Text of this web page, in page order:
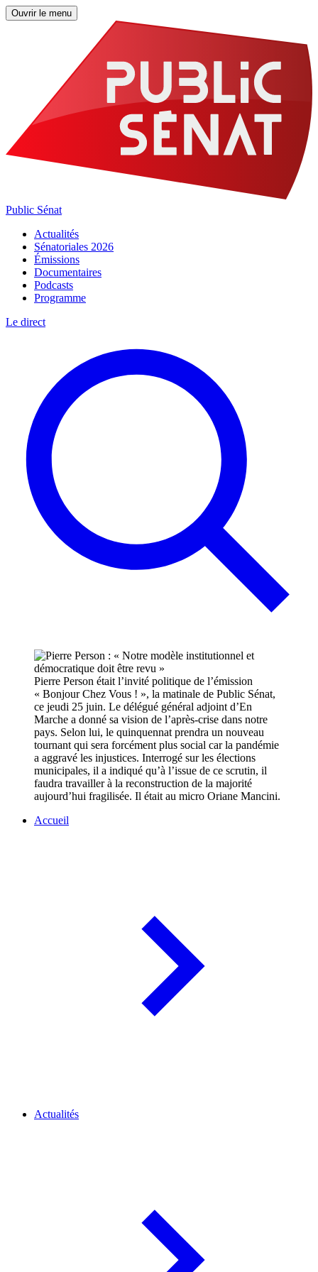
Ouvrir le menu
Public Sénat
Actualités
Sénatoriales 2026
Émissions
Documentaires
Podcasts
Programme
Le direct
Pierre Person était l’invité politique de l’émission
« Bonjour Chez Vous ! », la matinale de Public Sénat,
ce jeudi 25 juin. Le délégué général adjoint d’En
Marche a donné sa vision de l’après-crise dans notre
pays. Selon lui, le quinquennat prendra un nouveau
tournant qui sera forcément plus social car la pandémie
a aggravé les injustices. Interrogé sur les élections
municipales, il a indiqué qu’à l’issue de ce scrutin, il
faudra travailler à la reconstruction de la majorité
aujourd’hui fragilisée. Il était au micro Oriane Mancini.
Accueil
Actualités